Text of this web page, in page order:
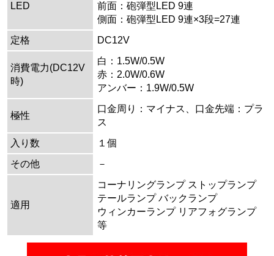
LED
前面：砲弾型LED 9連
側面：砲弾型LED 9連×3段=27連
定格
DC12V
消費電力(DC12V
時)
白：1.5W/0.5W
赤：2.0W/0.6W
アンバー：1.9W/0.5W
極性
口金周り：マイナス、口金先端：プラ
ス
入り数
１個
その他
－
適用
コーナリングランプ ストップランプ
テールランプ バックランプ
ウィンカーランプ リアフォグランプ
等